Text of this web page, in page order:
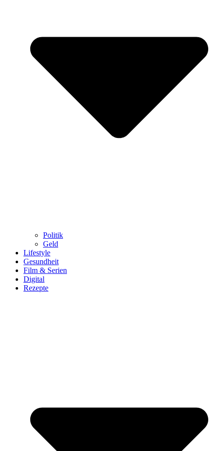
Politik
Geld
Lifestyle
Gesundheit
Film & Serien
Digital
Rezepte